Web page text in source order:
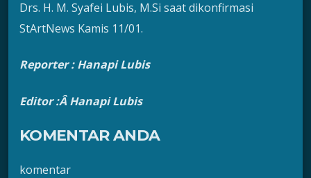
Drs. H. M. Syafei Lubis, M.Si saat dikonfirmasi
StArtNews Kamis 11/01.
Reporter : Hanapi Lubis
Editor :Â Hanapi Lubis
KOMENTAR ANDA
komentar